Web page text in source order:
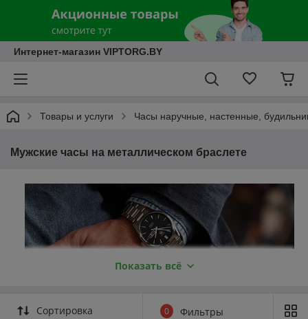
Интернет-магазин VIPTORG.BY
Товары и услуги Часы наручные, настенные,
Мужские часы на металлическом браслете
браслете
Показать всё
Сортировка 0 Фильтры